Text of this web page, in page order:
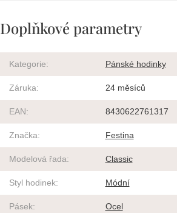
Doplňkové parametry
Kategorie: Pánské hodinky
Záruka: 24 měsíců
EAN: 8430622761317
Značka: Festina
Modelová řada: Classic
Styl hodinek: Módní
Pásek: Ocel